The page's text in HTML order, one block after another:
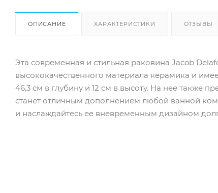
ОПИСАНИЕ ХАРАКТЕРИСТИКИ ОТЗЫВЫ
Эта современная и стильная раковина Jacob
высококачественного материала керамика и
46,3 см в глубину и 12 см в высоту. На нее также
станет отличным дополнением любой ванной
и наслаждайтесь ее вневременным дизайном